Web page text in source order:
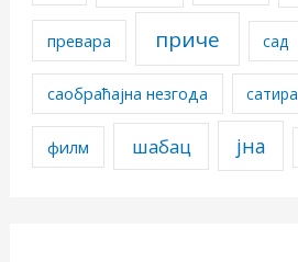
превара приче сад
саобраћајна незгода сатира
филм шабац јна